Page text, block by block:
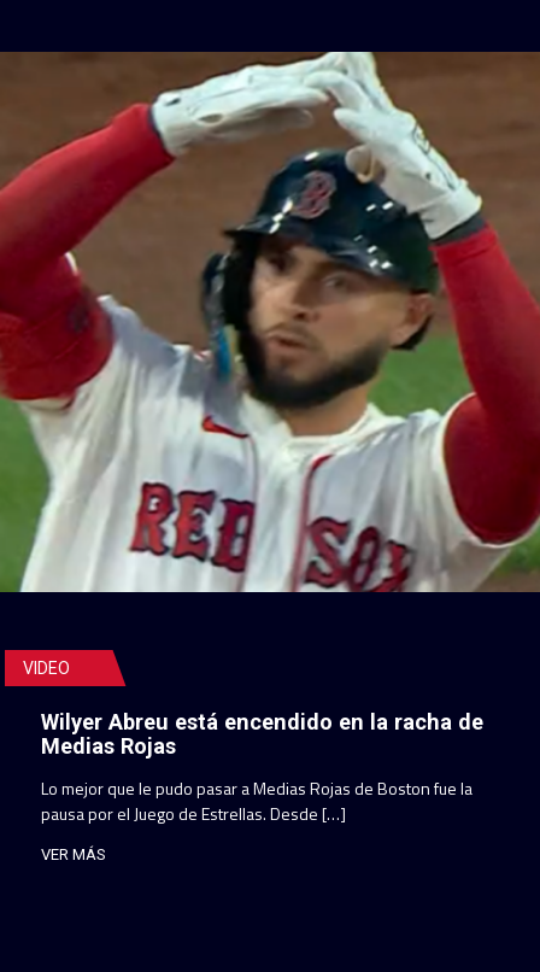
VIDEO
Wilyer Abreu está encendido en la racha de
Medias Rojas
Lo mejor que le pudo pasar a Medias Rojas de Boston fue la
pausa por el Juego de Estrellas. Desde […]
VER MÁS